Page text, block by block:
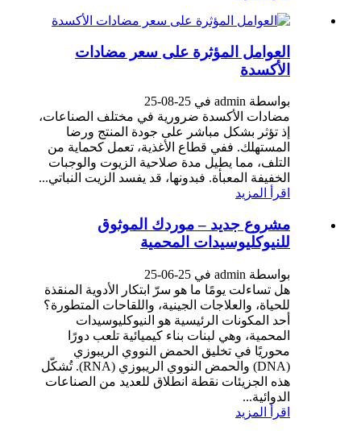
العوامل المؤثرة على سعر مضادات
الأكسدة
بواسطة admin في 25-08-25
مضادات الأكسدة ضرورية في مختلف الصناعات،
إذ تؤثر بشكل مباشر على جودة المنتج ورضا
المستهلك. ففي قطاع الأغذية، تعمل كحماية من
التلف، مما يطيل مدة صلاحية الزيوت والوجبات
الخفيفة المعبأة. فبدونها، قد يفسد الزيت النباتي...
اقرأ المزيد
مشروع جديد – موردك الموثوق
للنيوكليوسيدات المحمية
بواسطة admin في 25-06-25
هل تساءلت يومًا ما هو سرّ ابتكار الأدوية المنقذة
للحياة، والعلاجات الجينية، واللقاحات المتطورة؟
أحد المكونات الرئيسية هو النيوكليوسيدات
المحمية، وهي لبنات بناء كيميائية تلعب دورًا
محوريًا في تخليق الحمض النووي الريبوزي
(DNA) والحمض النووي الريبوزي (RNA). تُشكّل
هذه الجزيئات نقطة انطلاق للعديد من الصناعات
الدوائية...
اقرأ المزيد